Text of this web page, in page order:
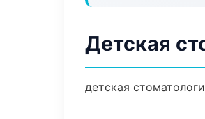
Детская
детская